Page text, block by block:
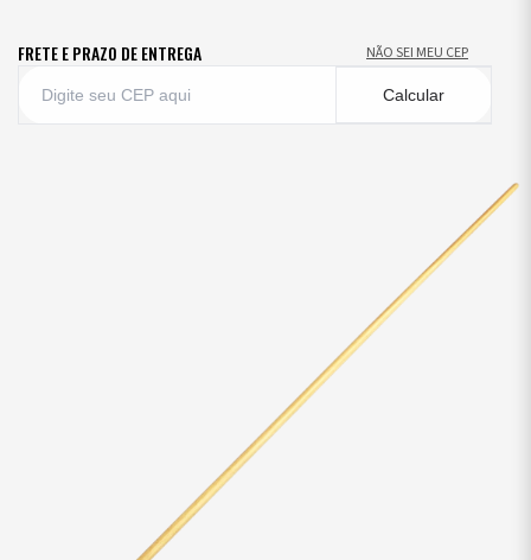
FRETE E PRAZO DE ENTREGA NÃO SEI MEU CEP
Calcular